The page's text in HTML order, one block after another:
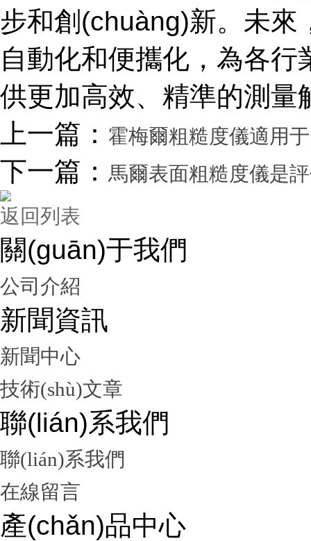
步和創(chuàng)新。未
自動化和便攜化，為各
供更加高效、精準的測量
上一篇： 霍梅爾粗糙度儀適用
下一篇： 馬爾表面粗糙度儀是
返回列表
關(guān)于我們
公司介紹
新聞資訊
新聞中心
技術(shù)文章
聯(lián)系我們
聯(lián)系我們
在線留言
產(chǎn)品中心